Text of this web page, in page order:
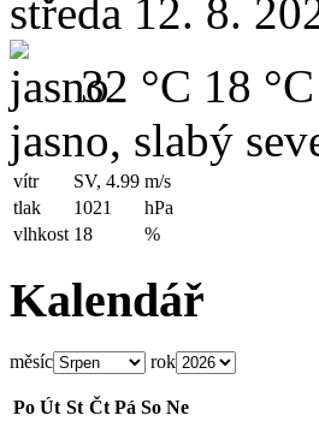
středa 12. 8.
32 °C 18 °C
jasno, slabý
vítr SV, 4.99 m/s
tlak
1021
hPa
vlhkost 18 %
Kalendář
měsíc rok
Po Út St Čt Pá So Ne